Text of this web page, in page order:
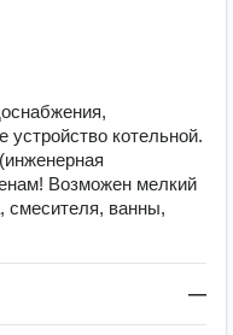
устройство котельной.
Возможен мелкий
смесителя, ванны,
—